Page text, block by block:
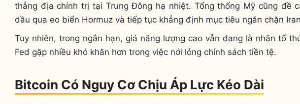
thẳng địa chính trị tại Trung Đông hạ nhiệt. Tổng thống Mỹ cũng đề
dầu qua eo biển Hormuz và tiếp tục khẳng định mục tiêu ngăn chặn
Tuy nhiên, trong ngắn hạn, giá năng lượng cao vẫn đang là nhân tố
Fed gặp nhiều khó khăn hơn trong việc nới lỏng chính sách tiền tệ.
Bitcoin Có Nguy Cơ Chịu Áp Lực Kéo Dài